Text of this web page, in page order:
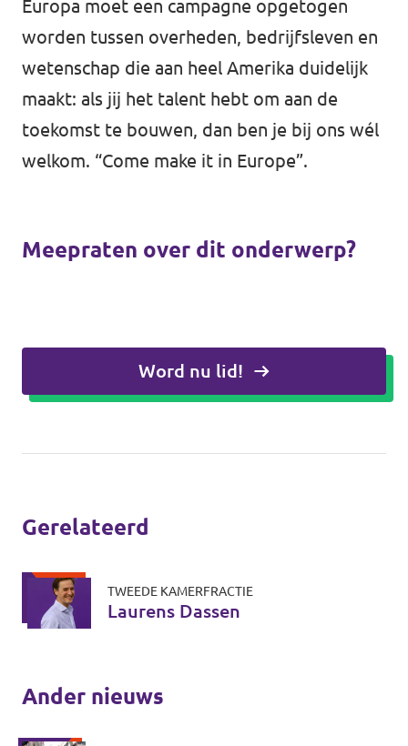
Europa moet een campagne opgetogen
worden tussen overheden, bedrijfsleven en
wetenschap die aan heel Amerika duidelijk
maakt: als jij het talent hebt om aan de
toekomst te bouwen, dan ben je bij ons wél
welkom. “Come make it in Europe”.
Meepraten over dit onderwerp?
Word nu lid!
Gerelateerd
TWEEDE KAMERFRACTIE
Laurens Dassen
Ander nieuws